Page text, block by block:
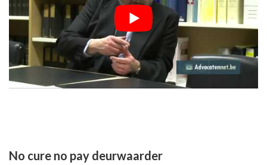
No cure no pay deurwaarder